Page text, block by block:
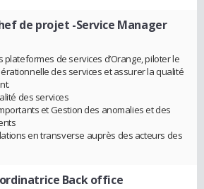
de projet -Service Manager
plateformes de services d’Orange, piloter le
des services et assurer la qualité
des services
et Gestion des anomalies et des
en transverse auprès des acteurs des
Back office